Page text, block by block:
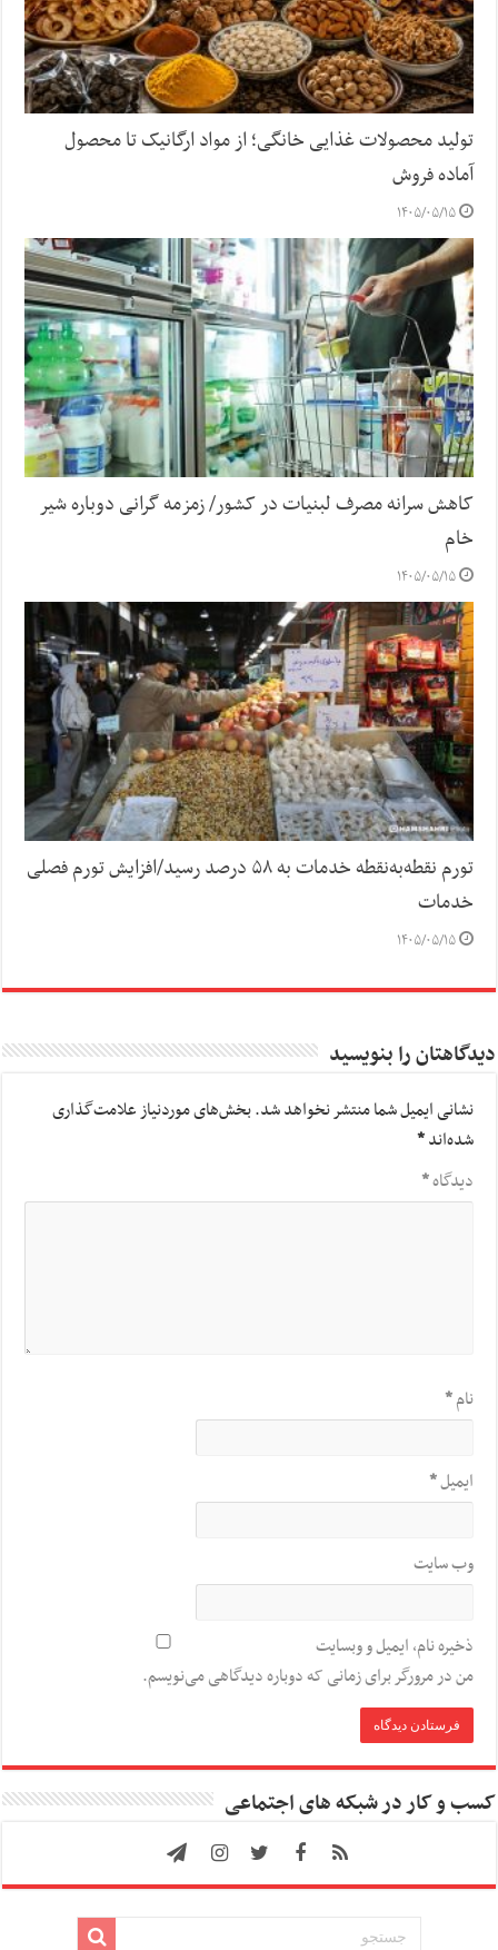
تولید محصولات غذایی خانگی؛ از مواد ارگانیک تا محصول
آماده فروش
۱۴۰۵/۰۵/۱۵
کاهش سرانه مصرف لبنیات در کشور/ زمزمه گرانی دوباره شیر
خام
۱۴۰۵/۰۵/۱۵
تورم نقطه‌به‌نقطه خدمات به ۵۸ درصد رسید/افزایش تورم فصلی
خدمات
۱۴۰۵/۰۵/۱۵
دیدگاهتان را بنویسید
نشانی ایمیل شما منتشر نخواهد شد.بخش‌های موردنیاز علامت‌گذاری
شده‌اند*
دیدگاه*
نام*
ایمیل*
وب‌ سایت
ذخیره نام، ایمیل و وبسایت
من در مرورگر برای زمانی که دوباره دیدگاهی می‌نویسم.
کسب و کار در شبکه های اجتماعی